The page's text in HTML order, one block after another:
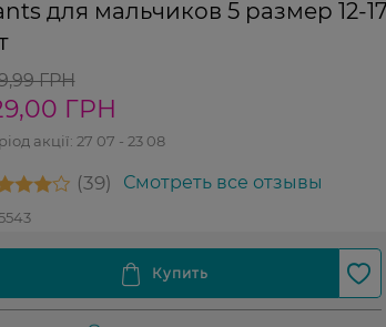
для мальчиков 5 размер 12-
ГРН
ГРН
акції: 27 07 - 23 08
39 Смотреть все отзывы